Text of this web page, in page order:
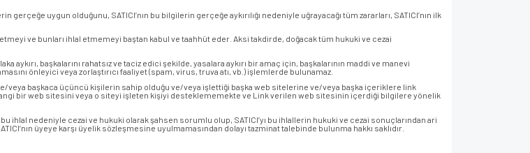
uygun olduğunu, SATICI’nın bu bilgilerin gerçeğe aykırılığı nedeniyle uğrayacağı tüm zararları, SATICI’nın ilk
ve bunları ihlal etmemeyi baştan kabul ve taahhüt eder. Aksi takdirde, doğacak tüm hukuki ve cezai
başkalarını rahatsız ve taciz edici şekilde, yasalara aykırı bir amaç için, başkalarının maddi ve manevi
önleyici veya zorlaştırıcı faaliyet (spam, virus, truva atı, vb.) işlemlerde bulunamaz.
veya başkaca üçüncü kişilerin sahip olduğu ve/veya işlettiği başka web sitelerine ve/veya başka içeriklere link
bir web sitesini veya o siteyi işleten kişiyi desteklememekte ve Link verilen web sitesinin içerdiği bilgilere yönelik
ihlal nedeniyle cezai ve hukuki olarak şahsen sorumlu olup, SATICI’yı bu ihlallerin hukuki ve cezai sonuçlarından ari
üyeye karşı üyelik sözleşmesine uyulmamasından dolayı tazminat talebinde bulunma hakkı saklıdır.